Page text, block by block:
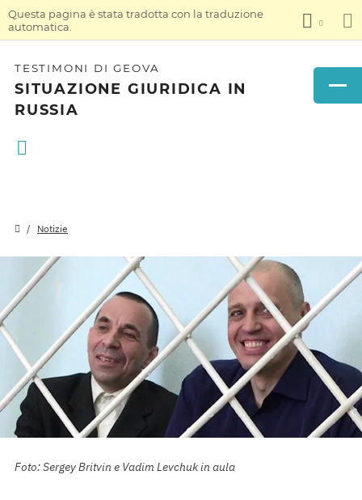
Questa pagina è stata tradotta con la traduzione
automatica.
TESTIMONI DI GEOVA
SITUAZIONE GIURIDICA IN
RUSSIA
Notizie
Foto: Sergey Britvin e Vadim Levchuk in aula